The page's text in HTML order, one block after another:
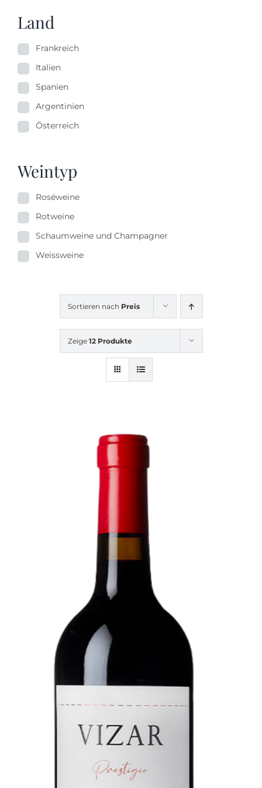
Sortieren nach Preis
Zeige 12 Produkte
Land
Frankreich
Italien
Spanien
Argentinien
Österreich
Weintyp
Roséweine
Rotweine
Schaumweine und Champagner
Weissweine